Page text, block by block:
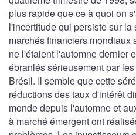
plus rapide que ce à quoi on
l'incertitude qui persiste sur
marchés financiers
ne l'étaient l'automne dernier
ébranlés sérieusement par
Brésil. Il semble que cette
réductions des taux d'intérêt
monde depuis l'automne et
à marché émergent ont